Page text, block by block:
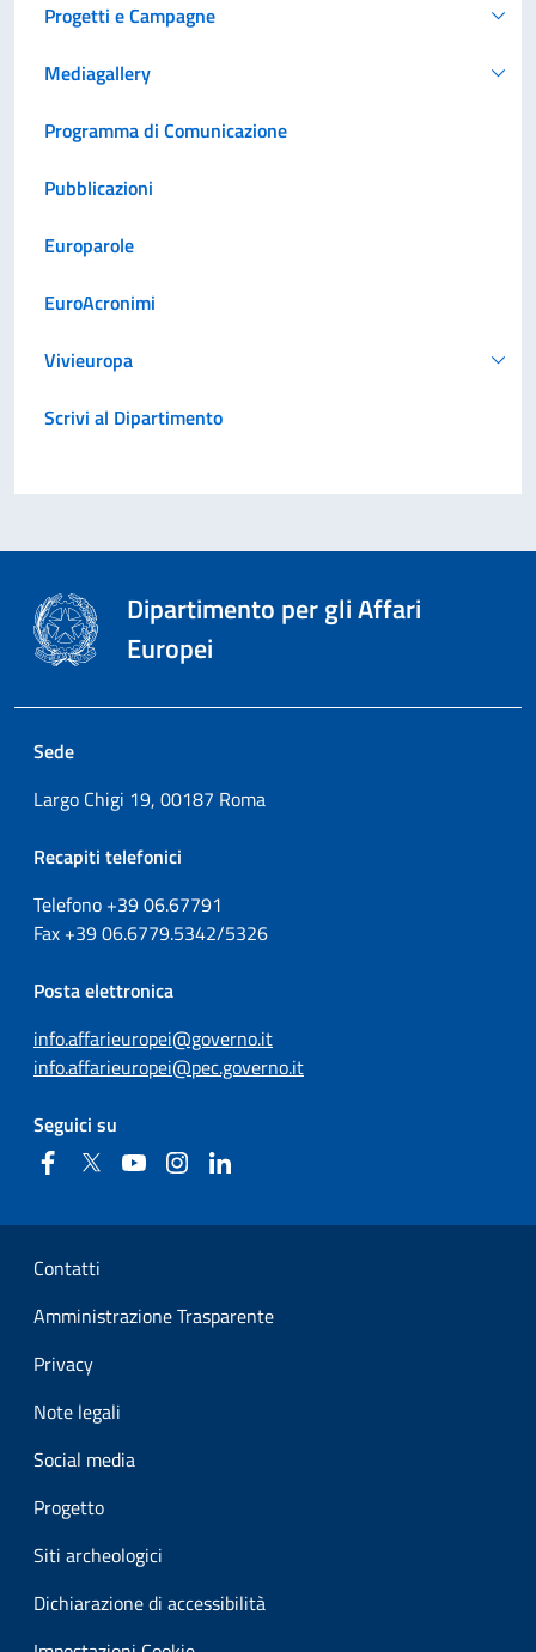
Progetti e Campagne
Mediagallery
Programma di Comunicazione
Pubblicazioni
Europarole
EuroAcronimi
Vivieuropa
Scrivi al Dipartimento
Dipartimento per gli Affari
Europei
Sede
Largo Chigi 19, 00187 Roma
Recapiti telefonici
Telefono +3906.67791
Fax +3906.6779.5342/5326
Posta elettronica
info.affarieuropei@governo.it
info.affarieuropei@pec.governo.it
Seguici su
FacebookTwitter YouTubeInstagram
Sezione Link Utili
Contatti
Amministrazione Trasparente
Privacy
Note legali
Social media
Progetto
Siti archeologici
Dichiarazione di accessibilità